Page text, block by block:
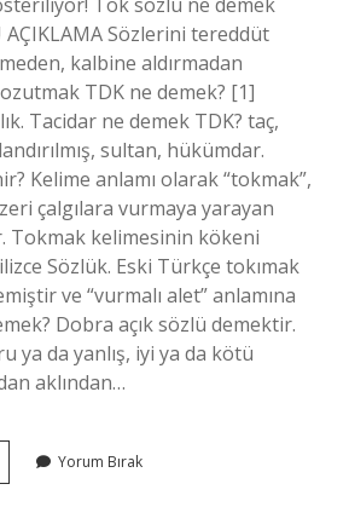
AÇIKLAMA Sözlerini tereddüt
kalbine aldırmadan
TDK ne demek? [1]
Tacidar ne demek TDK? taç,
sultan, hükümdar.
Kelime anlamı olarak “tokmak”,
çalgılara vurmaya yarayan
Tokmak kelimesinin kökeni
Sözlük. Eski Türkçe tokımak
ve “vurmalı alet” anlamına
Dobra açık sözlü demektir.
ya da yanlış, iyi ya da kötü
aklından…
Yorum Bırak